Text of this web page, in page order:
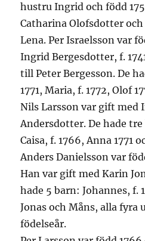
hustru Ingrid och född
Catharina Olofsdotter
Lena. Per Israelsson var
Ingrid Bergesdotter, f.
till Peter Bergesson. De
1771, Maria, f. 1772, Olof
Nils Larsson var gift med
Andersdotter. De hade
Caisa, f. 1766, Anna 1771
Anders Danielsson var
Han var gift med Karin
hade 5 barn: Johannes, f.
Jonas och Måns, alla fyra
födelseår.